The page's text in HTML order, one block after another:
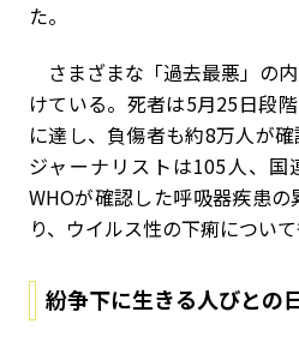
た。
さまざまな「過去最悪」の
けている。死者は5月25日段
に達し、負傷者も約8万人が
ジャーナリストは105人、国
WHOが確認した呼吸器疾患
り、ウイルス性の下痢につい
紛争下に生きる人びとの